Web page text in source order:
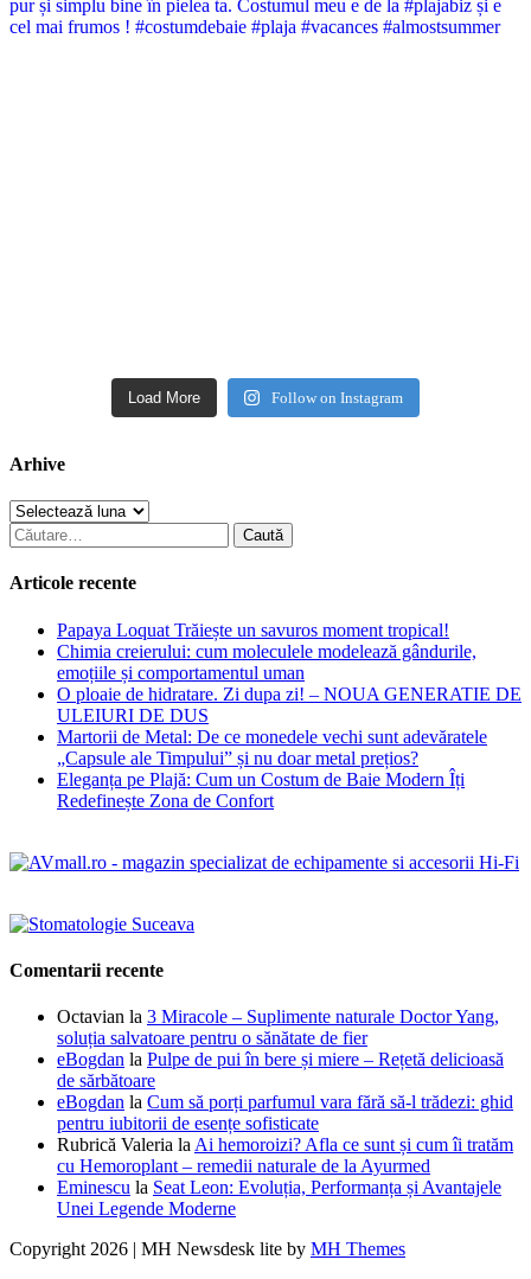
Load More Follow on Instagram
Arhive
Arhive
Caută
după:
Articole recente
Papaya Loquat Trăiește un savuros moment tropical!
Chimia creierului: cum moleculele modelează gândurile,
emoțiile și comportamentul uman
O ploaie de hidratare. Zi dupa zi! – NOUA GENERATIE DE
ULEIURI DE DUS
Martorii de Metal: De ce monedele vechi sunt adevăratele
„Capsule ale Timpului” și nu doar metal prețios?
Eleganța pe Plajă: Cum un Costum de Baie Modern Îți
Redefinește Zona de Confort
Comentarii recente
Octavian la 3 Miracole – Suplimente naturale Doctor Yang,
soluția salvatoare pentru o sănătate de fier
eBogdan la Pulpe de pui în bere și miere – Rețetă delicioasă
de sărbătoare
eBogdan la Cum să porți parfumul vara fără să-l trădezi: ghid
pentru iubitorii de esențe sofisticate
Rubrică Valeria la Ai hemoroizi? Afla ce sunt și cum îi tratăm
cu Hemoroplant – remedii naturale de la Ayurmed
Eminescu la Seat Leon: Evoluția, Performanța și Avantajele
Unei Legende Moderne
Copyright 2026 | MH Newsdesk lite by MH Themes